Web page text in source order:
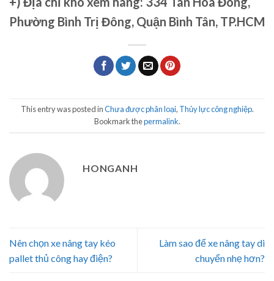
Phường Bình Trị Đông, Quận Bình Tân, TP.HCM
This entry was posted inChưa được phân loại, Thủy lực công nghiệp.
Bookmark thepermalink.
HONGANH
Nên chọn xe nâng tay kéo
pallet thủ công hay điện?
Làm sao để xe nâng tay di
chuyển nhẹ hơn?